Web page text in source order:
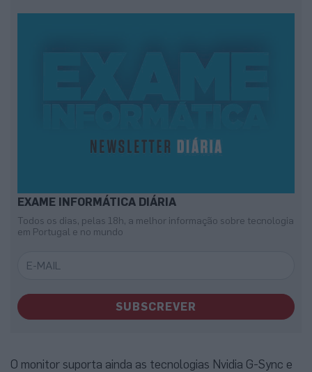
EXAME INFORMÁTICA DIÁRIA
Todos os dias, pelas 18h, a melhor informação sobre tecnologia
em Portugal e no mundo
SUBSCREVER
O monitor suporta ainda as tecnologias Nvidia G-Sync e